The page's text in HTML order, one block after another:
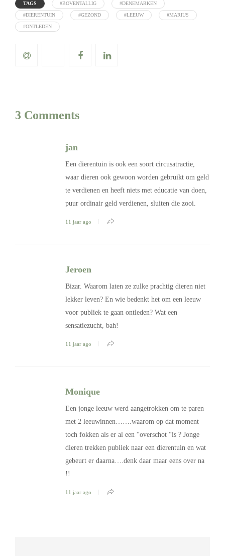
TAGS #BOVENTALLIG #DENEMARKEN
#DIERENTUIN #GEZOND #LEEUW #MARIUS
#ONTLEDEN
3 Comments
jan
Een dierentuin is ook een soort circusatractie,
waar dieren ook gewoon worden gebruikt om geld
te verdienen en heeft niets met educatie van doen,
puur ordinair geld verdienen, sluiten die zooi.
11 jaar ago
Jeroen
Bizar. Waarom laten ze zulke prachtig dieren niet
lekker leven? En wie bedenkt het om een leeuw
voor publiek te gaan ontleden? Wat een
sensatiezucht, bah!
11 jaar ago
Monique
Een jonge leeuw werd aangetrokken om te paren
met 2 leeuwinnen…….waarom op dat moment
toch fokken als er al een “overschot “is ? Jonge
dieren trekken publiek naar een dierentuin en wat
gebeurt er daarna….denk daar maar eens over na
!!
11 jaar ago